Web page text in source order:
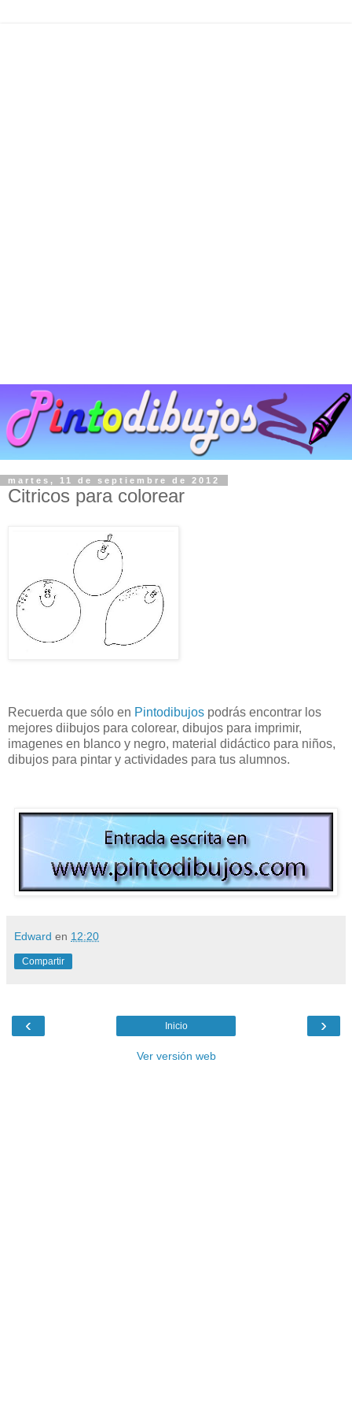
martes, 11 de septiembre de 2012
Citricos para colorear
Recuerda que sólo en Pintodibujos podrás encontrar los
mejores diibujos para colorear, dibujos para imprimir,
imagenes en blanco y negro, material didáctico para niños,
dibujos para pintar y actividades para tus alumnos.
Edward en 12:20
Compartir
‹ ›
Inicio
Ver versión web